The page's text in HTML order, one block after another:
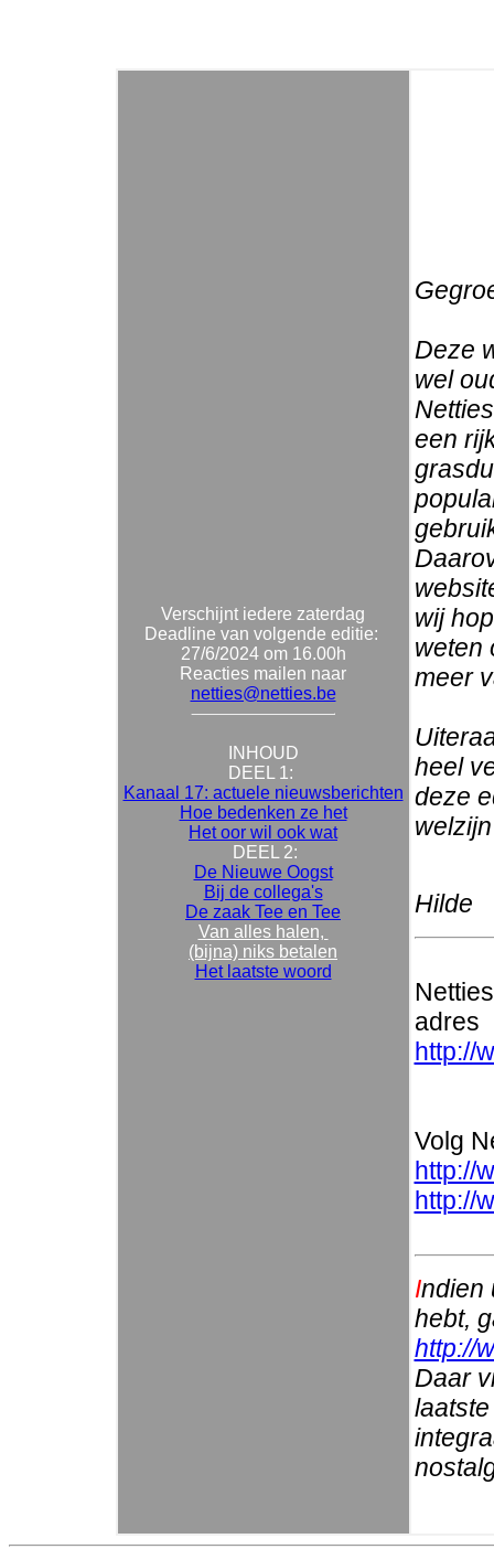
Verschijnt iedere zaterdag
Deadline van volgende editie:
27/6/2024 om 16.00h
Reacties mailen naar
netties@netties.be
INHOUD
DEEL 1:
Kanaal 17: actuele nieuwsberichten
Hoe bedenken ze het
Het oor wil ook wat
DEEL 2:
De Nieuwe Oogst
Bij de collega's
De zaak Tee en Tee
Van alles halen,
(bijna) niks betalen
Het laatste woord
Deze
wel
een
wij
weten
meer
heel
deze
Hilde
adres
http://
Volg
http://
http://
Indien
hebt,
http://
Daar